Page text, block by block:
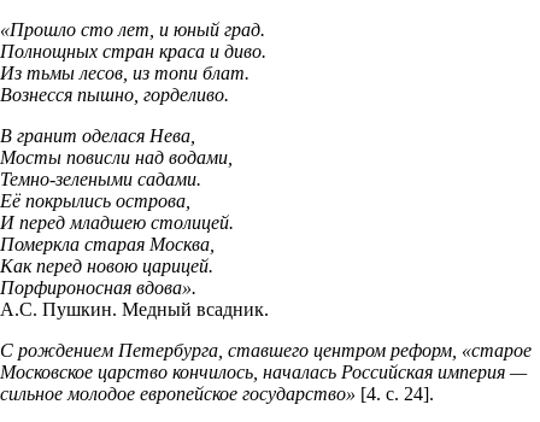
«Прошло сто лет, и юный град.
Полнощных стран краса и диво.
Из тьмы лесов, из топи блат.
Вознесся пышно, горделиво.
В гранит оделася Нева,
Мосты повисли над водами,
Темно-зелеными садами.
Её покрылись острова,
И перед младшею столицей.
Померкла старая Москва,
Как перед новою царицей.
Порфироносная вдова».
А.С. Пушкин. Медный всадник.
С рождением Петербурга, ставшего центром реформ, «старое
Московское царство кончилось, началась Российская империя —
сильное молодое европейское государство» [4. с. 24].